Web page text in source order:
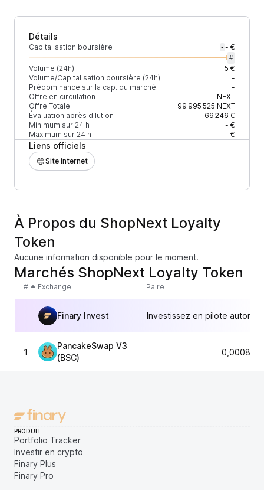
Détails
Capitalisation boursière - - €
#
Volume (24h)
5 €
Volume/Capitalisation boursière (24h)
-
Prédominance sur la cap. du marché
-
Offre en circulation
- NEXT
Offre Totale
99 995 525 NEXT
Évaluation après dilution
69 246 €
Minimum sur 24 h
- €
Maximum sur 24 h
- €
Liens officiels
Site internet
À Propos du ShopNext Loyalty
Token
Aucune information disponible pour le moment.
Marchés ShopNext Loyalty Token
# Exchange Paire
Finary Invest Investissez en pilote
1
PancakeSwap V3
(BSC)
PRODUIT
Portfolio Tracker
Investir en crypto
Finary Plus
Finary Pro